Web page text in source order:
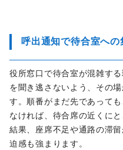
呼出通知で待合室への
役所窓口で待合室が混雑す
を聞き逃さないよう、その
す。順番がまだ先であって
なければ、待合席の近くに
結果、座席不足や通路の滞
迫感も強まります。